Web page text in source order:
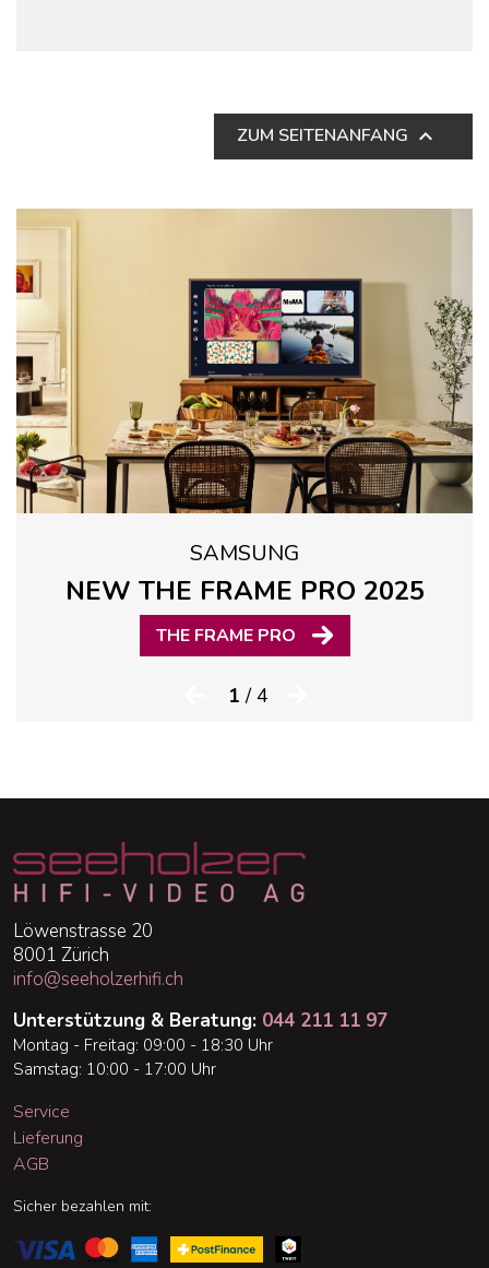
ZUM SEITENANFANG 
1 / 4
SAMSUNG
NEW THE FRAME PRO 2025
THE FRAME PRO
Löwenstrasse 20
8001 Zürich
info@seeholzerhifi.ch
Unterstützung & Beratung: 044 211 11 97
Montag - Freitag: 09:00 - 18:30 Uhr
Samstag: 10:00 - 17:00 Uhr
Service
Lieferung
AGB
Sicher bezahlen mit: